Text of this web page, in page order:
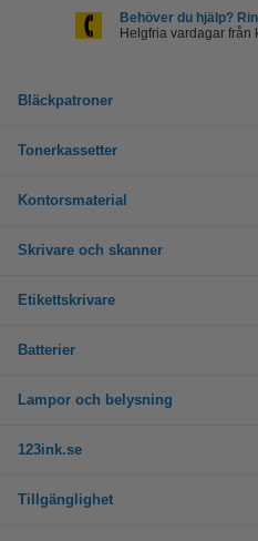
Behöver du hjälp?
Helgfria vardagar från
Bläckpatroner
Tonerkassetter
Kontorsmaterial
Skrivare och skanner
Etikettskrivare
Batterier
Lampor och belysning
123ink.se
Tillgänglighet